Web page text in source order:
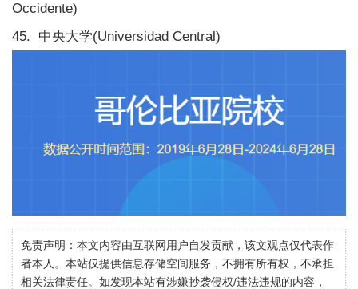
Occidente)
45. 中央大学(Universidad Central)
免责声明：本文内容由互联网用户自发贡献，该文观点仅代表作
者本人。本站仅提供信息存储空间服务，不拥有所有权，不承担
相关法律责任。如发现本站有涉嫌抄袭侵权/违法违规的内容，